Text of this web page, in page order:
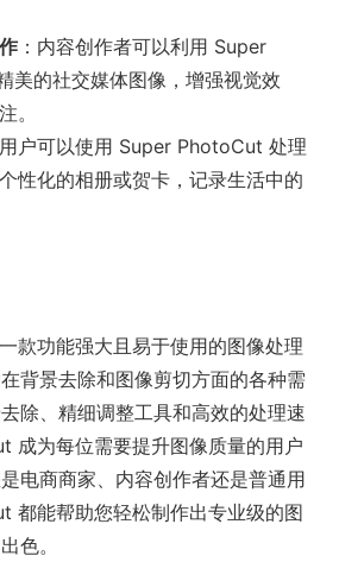
：内容创作者可以利用 Super
美的社交媒体图像，增强视觉效
。
用户可以使用 Super PhotoCut 处理
性化的相册或贺卡，记录生活中的
款功能强大且易于使用的图像处理
背景去除和图像剪切方面的各种需
除、精细调整工具和高效的处理速
成为每位需要提升图像质量的用户
电商商家、内容创作者还是普通用
都能帮助您轻松制作出专业级的图
色。